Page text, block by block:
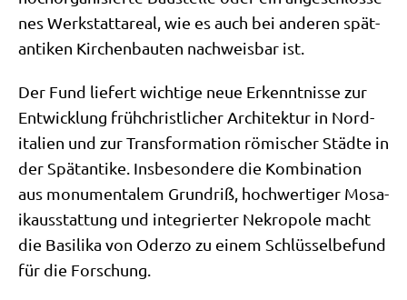
nes Werk­statt­are­al, wie es auch bei ande­ren spät­
an­ti­ken Kir­chen­bau­ten nach­weis­bar ist.
Der Fund lie­fert wich­ti­ge neue Erkennt­nis­se zur
Ent­wick­lung früh­christ­li­cher Archi­tek­tur in Nord­
ita­li­en und zur Trans­for­ma­ti­on römi­scher Städ­te in
der Spät­an­ti­ke. Ins­be­son­de­re die Kom­bi­na­ti­on
aus monu­men­ta­lem Grund­riß, hoch­wer­ti­ger Mosa­
ik­aus­stat­tung und inte­grier­ter Nekro­po­le macht
die Basi­li­ka von Oder­zo zu einem Schlüs­sel­be­fund
für die Forschung.